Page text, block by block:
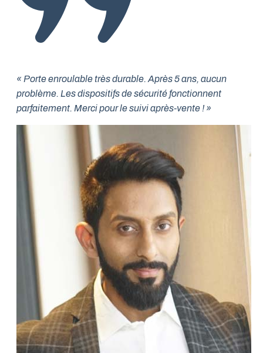
« Porte enroulable très durable. Après 5 ans, aucun
problème. Les dispositifs de sécurité fonctionnent
parfaitement. Merci pour le suivi après-vente ! »